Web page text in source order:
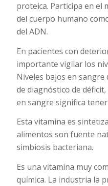
proteica. Participa en el
del cuerpo humano
del ADN.
En pacientes con
importante vigilar los
Niveles bajos en sangre
de diagnóstico de
en sangre significa
Esta vitamina es
alimentos son fuente
simbiosis bacteriana.
Es una vitamina muy
química. La industria la